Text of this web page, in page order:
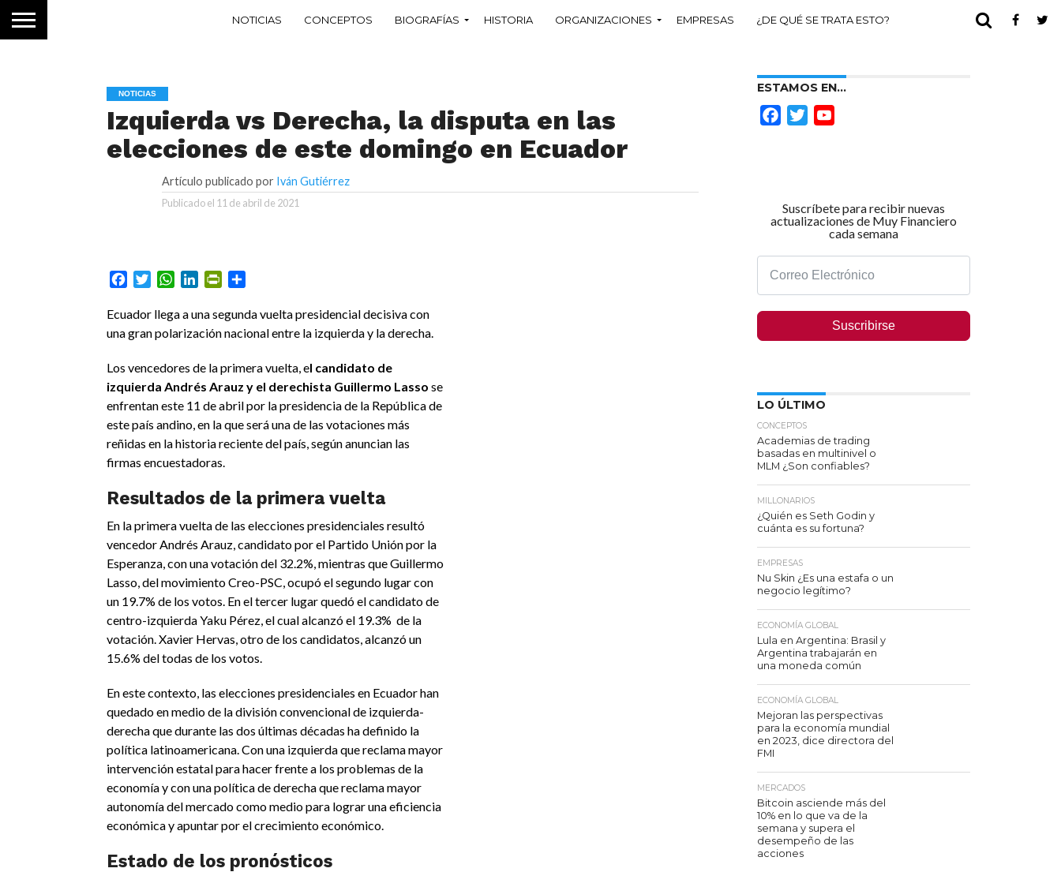
NOTICIAS CONCEPTOS BIOGRAFÍAS HISTORIA ORGANIZACIONES EMPRESAS ¿DE QUÉ SE TRATA ESTO?
NOTICIAS
Izquierda vs Derecha, la disputa en las
elecciones de este domingo en Ecuador
Artículo publicado por Iván Gutiérrez
Publicado el 11 de abril de 2021
Facebook
TwitterWhatsApp
LinkedInPrintFriendly
Ecuador llega a una segunda vuelta presidencial decisiva con
una gran polarización nacional entre la izquierda y la derecha.
Los vencedores de la primera vuelta, el candidato de
izquierda Andrés Arauz y el derechista Guillermo Lasso se
enfrentan este 11 de abril por la presidencia de la República de
este país andino, en la que será una de las votaciones más
reñidas en la historia reciente del país, según anuncian las
firmas encuestadoras.
Resultados de la primera vuelta
En la primera vuelta de las elecciones presidenciales resultó
vencedor Andrés Arauz, candidato por el Partido Unión por la
Esperanza, con una votación del 32.2%, mientras que Guillermo
Lasso, del movimiento Creo-PSC, ocupó el segundo lugar con
un 19.7% de los votos. En el tercer lugar quedó el candidato de
centro-izquierda Yaku Pérez, el cual alcanzó el 19.3% de la
votación. Xavier Hervas, otro de los candidatos, alcanzó un
15.6% del todas de los votos.
En este contexto, las elecciones presidenciales en Ecuador han
quedado en medio de la división convencional de izquierda-
derecha que durante las dos últimas décadas ha definido la
política latinoamericana. Con una izquierda que reclama mayor
intervención estatal para hacer frente a los problemas de la
economía y con una política de derecha que reclama mayor
autonomía del mercado como medio para lograr una eficiencia
económica y apuntar por el crecimiento económico.
Estado de los pronósticos
ESTAMOS EN…
FacebookTwitter
Suscríbete para recibir nuevas
actualizaciones de Muy Financiero
cada semana
Suscribirse
LO ÚLTIMO
CONCEPTOS
Academias de trading
basadas en multinivel o
MLM ¿Son confiables?
MILLONARIOS
¿Quién es Seth Godin y
cuánta es su fortuna?
EMPRESAS
Nu Skin ¿Es una estafa o un
negocio legítimo?
ECONOMÍA GLOBAL
Lula en Argentina: Brasil y
Argentina trabajarán en
una moneda común
ECONOMÍA GLOBAL
Mejoran las perspectivas
para la economía mundial
en 2023, dice directora del
FMI
MERCADOS
Bitcoin asciende más del
10% en lo que va de la
semana y supera el
desempeño de las
acciones